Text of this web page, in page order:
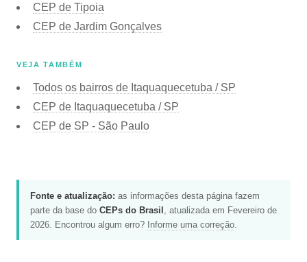
CEP de Tipoia
CEP de Jardim Gonçalves
VEJA TAMBÉM
Todos os bairros de Itaquaquecetuba / SP
CEP de Itaquaquecetuba / SP
CEP de SP - São Paulo
Fonte e atualização: as informações desta página fazem
parte da base do CEPs do Brasil , atualizada em Fevereiro de
2026. Encontrou algum erro? Informe uma correção